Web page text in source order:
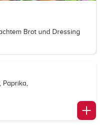
Brot und Dressing
Paprika,